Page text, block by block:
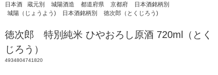
日本酒 蔵元別 城陽酒造 都道府県 京都府
日本酒銘柄別
城陽（じょうよう)
日本酒銘柄別 徳次郎（とくじろう)
徳次郎 特別純米 ひやおろし原酒 720ml（とく
じろう）
4934804741820